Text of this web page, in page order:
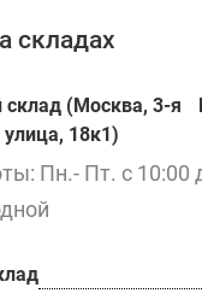
складах
(Москва, 3-я
18к1)
Пн.- Пт. с 10:00